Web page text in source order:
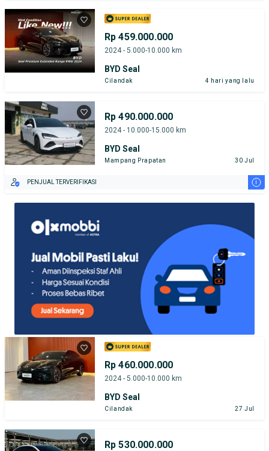
Rp 459.000.000
2024 - 5.000-10.000 km
BYD Seal
Cilandak 4 hari yang lalu
Rp 490.000.000
2024 - 10.000-15.000 km
BYD Seal
Mampang Prapatan 30 Jul
PENJUAL TERVERIFIKASI i
Rp 460.000.000
2024 - 5.000-10.000 km
BYD Seal
Cilandak 27 Jul
Rp 530.000.000